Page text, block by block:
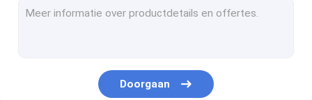
De Verbindingsuitrusting van de reismotor
Doorgaan